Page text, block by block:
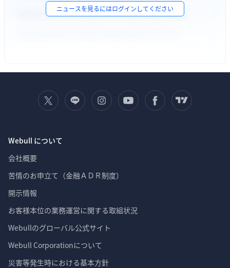
ニュースを見るにはログインしてください
Webull について
会社概要
苦情のお申立て（金融ＡＤＲ制度）
開示情報
お客様本位の業務運営に関する取組状況
Webullのグローバル公式サイト
Webull Corporationについて
災害等発生時における基本方針